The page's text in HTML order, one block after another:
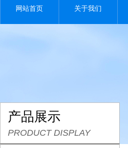
网站首页 关于我们
产品展示
PRODUCT DISPLAY